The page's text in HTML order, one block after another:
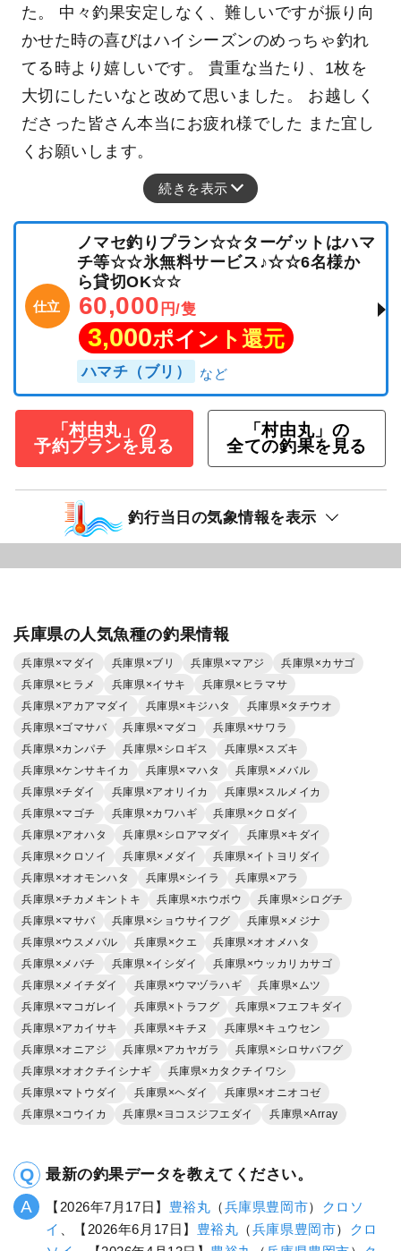
た。 中々釣果安定しなく、難しいですが振り向
かせた時の喜びはハイシーズンのめっちゃ釣れ
てる時より嬉しいです。 貴重な当たり、1枚を
大切にしたいなと改めて思いました。 お越しく
ださった皆さん本当にお疲れ様でした また宜し
くお願いします。
続きを表示
仕立
ノマセ釣りプラン☆☆ターゲットはハマ
チ等☆☆氷無料サービス♪☆☆6名様か
ら貸切OK☆☆
60,000 円/隻
3,000ポイント還元
ハマチ（ブリ）
「村由丸」の
予約プランを見る
「村由丸」の
全ての釣果を見る
釣行当日の気象情報を表示
兵庫県の人気魚種の釣果情報
兵庫県×マダイ 兵庫県×ブリ 兵庫県×マアジ
兵庫県×カサゴ
兵庫県×ヒラメ
兵庫県×イサキ
兵庫県×ヒラマサ
兵庫県×アカアマダイ
兵庫県×キジハタ
兵庫県×タチウオ
兵庫県×ゴマサバ
兵庫県×マダコ
兵庫県×サワラ
兵庫県×カンパチ
兵庫県×シロギス
兵庫県×スズキ
兵庫県×ケンサキイカ
兵庫県×マハタ
兵庫県×メバル
兵庫県×チダイ
兵庫県×アオリイカ
兵庫県×スルメイカ
兵庫県×マゴチ
兵庫県×カワハギ
兵庫県×クロダイ
兵庫県×アオハタ
兵庫県×シロアマダイ
兵庫県×キダイ
兵庫県×クロソイ
兵庫県×メダイ
兵庫県×イトヨリダイ
兵庫県×オオモンハタ
兵庫県×シイラ
兵庫県×アラ
兵庫県×チカメキントキ
兵庫県×ホウボウ
兵庫県×シログチ
兵庫県×マサバ
兵庫県×ショウサイフグ
兵庫県×メジナ
兵庫県×ウスメバル
兵庫県×クエ
兵庫県×オオメハタ
兵庫県×メバチ
兵庫県×イシダイ
兵庫県×ウッカリカサゴ
兵庫県×メイチダイ
兵庫県×ウマヅラハギ
兵庫県×ムツ
兵庫県×マコガレイ
兵庫県×トラフグ
兵庫県×フエフキダイ
兵庫県×アカイサキ
兵庫県×キチヌ
兵庫県×キュウセン
兵庫県×オニアジ
兵庫県×アカヤガラ
兵庫県×シロサバフグ
兵庫県×オオクチイシナギ
兵庫県×カタクチイワシ
兵庫県×マトウダイ
兵庫県×ヘダイ
兵庫県×オニオコゼ
兵庫県×コウイカ
兵庫県×ヨコスジフエダイ 兵庫県×Array
最新の釣果データを教えてください。
【2026年7月17日】 豊裕丸 （兵庫県豊岡市）
クロソ
イ
、【2026年6月17日】 豊裕丸 （兵庫県豊岡市）
クロ